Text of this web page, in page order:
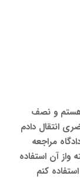
هستم و نصف
انتقال دادم
مراجعه
آن استفاده
کنم